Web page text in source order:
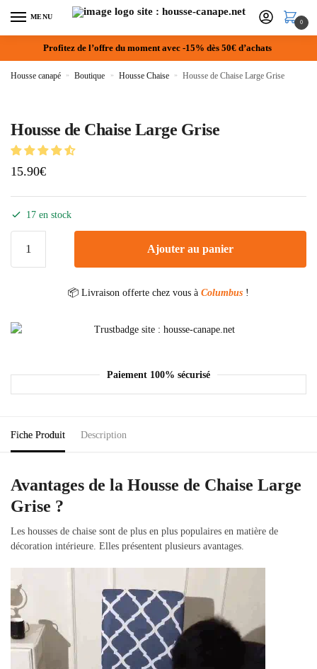
MENU
0
Profitez de l’offre du moment avec -15% dès 50€ d’achats
Housse canapé » Boutique » Housse Chaise » Housse de Chaise Large Grise
Housse de Chaise Large Grise
15.90€
17 en stock
Ajouter au panier
📦 Livraison offerte chez vous à Columbus !
Paiement 100% sécurisé
Fiche Produit Description
Avantages de la Housse de Chaise Large
Grise ?
Les housses de chaise sont de plus en plus populaires en matière de
décoration intérieure. Elles présentent plusieurs avantages.